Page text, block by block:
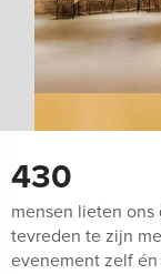
430
mensen lieten
tevreden te zijn
evenement zelf